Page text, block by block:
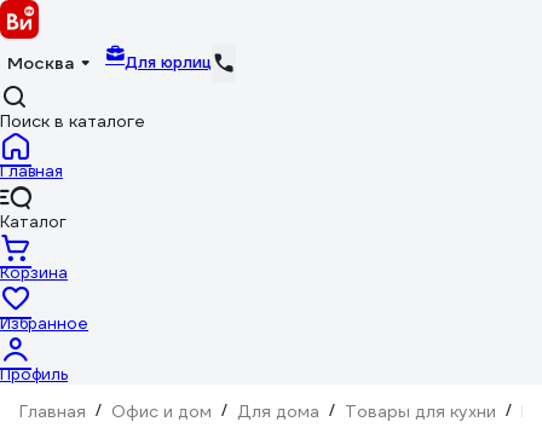
Москва Для юрлиц
Поиск в каталоге
Главная
Каталог
Корзина
Избранное
Профиль
Главная / Офис и дом / Для дома / Товары для кухни /